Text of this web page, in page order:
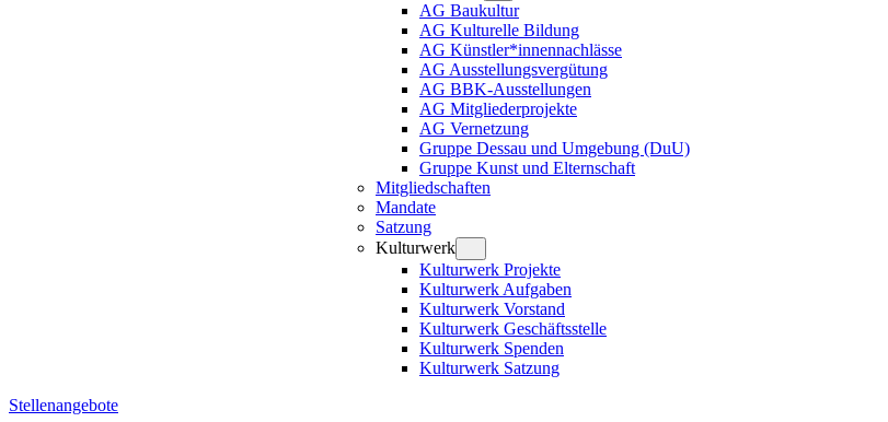
AG Baukultur
AG Kulturelle Bildung
AG Künstler*innennachlässe
AG Ausstellungsvergütung
AG BBK-Ausstellungen
AG Mitgliederprojekte
AG Vernetzung
Gruppe Dessau und Umgebung (DuU)
Gruppe Kunst und Elternschaft
Mitgliedschaften
Mandate
Satzung
Kulturwerk
Kulturwerk Projekte
Kulturwerk Aufgaben
Kulturwerk Vorstand
Kulturwerk Geschäftsstelle
Kulturwerk Spenden
Kulturwerk Satzung
Stellenangebote